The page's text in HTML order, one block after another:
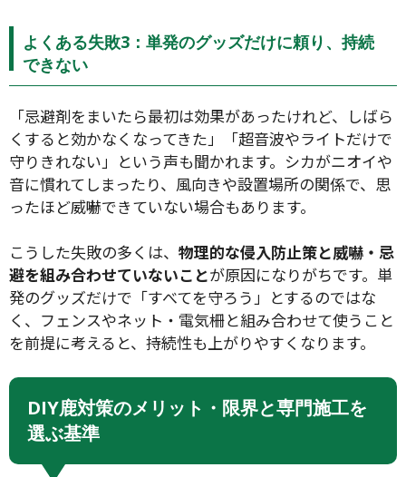
よくある失敗3：単発のグッズだけに頼り、持続
できない
「忌避剤をまいたら最初は効果があったけれど、しばら
くすると効かなくなってきた」「超音波やライトだけで
守りきれない」という声も聞かれます。シカがニオイや
音に慣れてしまったり、風向きや設置場所の関係で、思
ったほど威嚇できていない場合もあります。
こうした失敗の多くは、 物理的な侵入防止策と威嚇・忌
避を組み合わせていないことが原因になりがちです。単
発のグッズだけで「すべてを守ろう」とするのではな
く、フェンスやネット・電気柵と組み合わせて使うこと
を前提に考えると、持続性も上がりやすくなります。
DIY鹿対策のメリット・限界と専門施工を
選ぶ基準